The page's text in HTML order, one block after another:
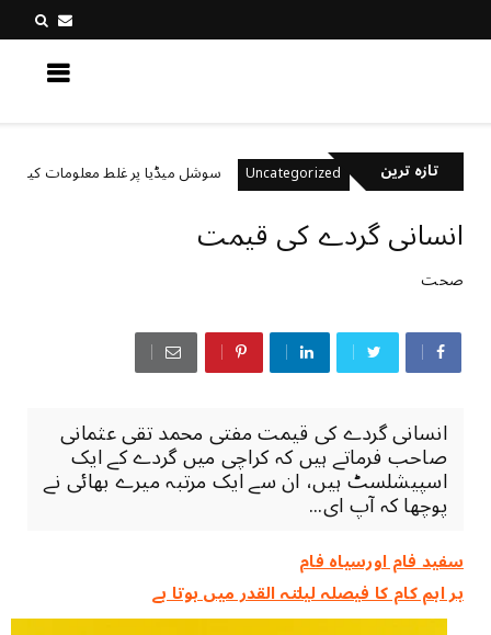
تازہ ترینUncategorized سوشل میڈیا پر غلط معلومات کیسے پہچانیں؟
انسانی گردے کی قیمت
صحت
انسانی گردے کی قیمت مفتی محمد تقی عثمانی
صاحب فرماتے ہیں کہ کراچی میں گردے کے ایک
اسپیشلسٹ ہیں، ان سے ایک مرتبہ میرے بھائی نے
پوچھا کہ آپ ای...
سفید فام اورسیاہ فام
ہر اہم کام کا فیصلہ ‏لیلتہ القدر ‏میں ‏ہوتا ‏ہے